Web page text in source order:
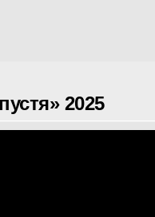
2025